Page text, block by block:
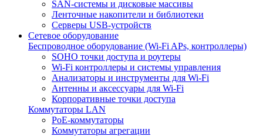
SAN-системы и дисковые массивы
Ленточные накопители и библиотеки
Серверы USB-устройств
Сетевое оборудование
Беспроводное оборудование (Wi-Fi APs, контроллеры)
SOHO точки доступа и роутеры
Wi-Fi контроллеры и системы управления
Анализаторы и инструменты для Wi-Fi
Антенны и аксессуары для Wi-Fi
Корпоративные точки доступа
Коммутаторы LAN
PoE-коммутаторы
Коммутаторы агрегации